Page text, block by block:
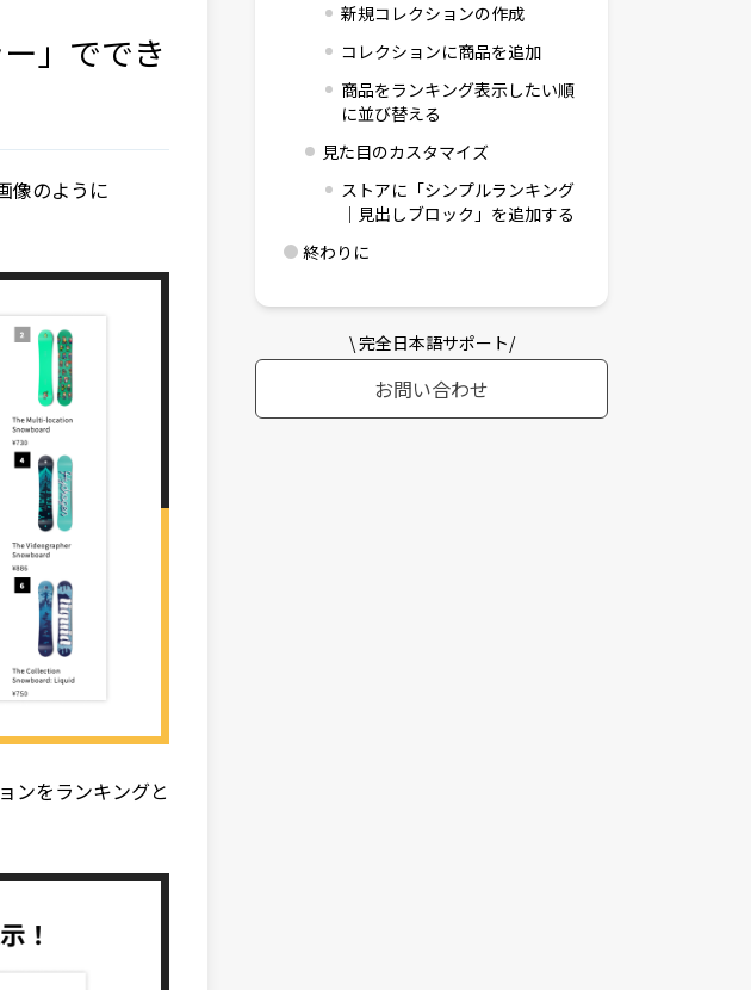
」ででき
像のように
ンをランキングと
新規コレクションの作成
コレクションに商品を追加
商品をランキング表示したい順
に並び替える
見た目のカスタマイズ
ストアに「シンプルランキング
｜見出しブロック」を追加する
終わりに
\ 完全日本語サポート/
お問い合わせ